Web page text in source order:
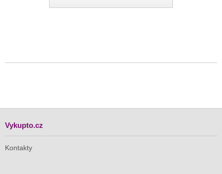
Vykupto.cz
Kontakty